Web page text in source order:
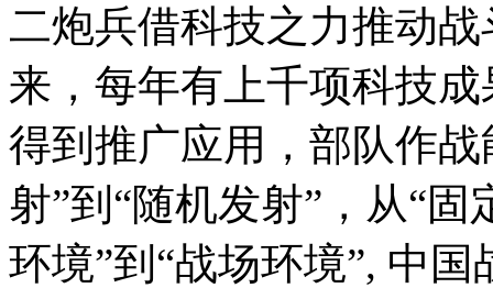
二炮兵借科技之力推动
来，每年有上千项科技
得到推广应用，部队作
射”到“随机发射”，从“固
环境”到“战场环境”, 中